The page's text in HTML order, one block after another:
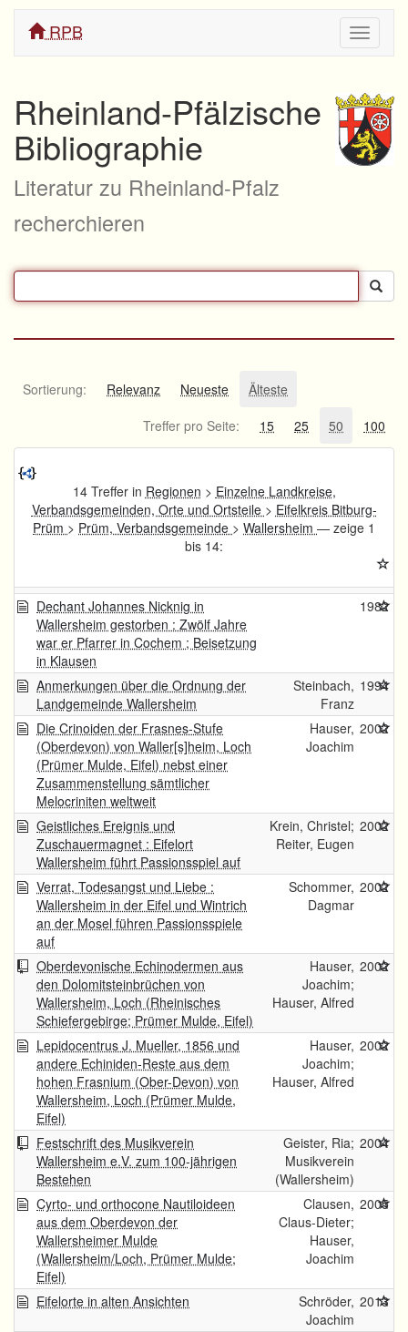
ein/
RPB
Rheinland-Pfälzische
Bibliographie
Literatur zu Rheinland-Pfalz
recherchieren
Sortierung: Relevanz Neueste
Älteste
Treffer pro Seite:
15 25 50 100
14 Treffer in Regionen > Einzelne Landkreise,
Verbandsgemeinden, Orte und Ortsteile > Eifelkreis Bitburg-
Prüm > Prüm, Verbandsgemeinde > Wallersheim — zeige 1
bis 14:
Dechant Johannes Nicknig in
Wallersheim gestorben : Zwölf Jahre
war er Pfarrer in Cochem ; Beisetzung
in Klausen
1982
Anmerkungen über die Ordnung der
Landgemeinde Wallersheim
Steinbach,
Franz
1994
Die Crinoiden der Frasnes-Stufe
(Oberdevon) von Waller[s]heim, Loch
(Prümer Mulde, Eifel) nebst einer
Zusammenstellung sämtlicher
Melocriniten weltweit
Hauser,
Joachim
2002
Geistliches Ereignis und
Zuschauermagnet : Eifelort
Wallersheim führt Passionsspiel auf
Krein, Christel;
Reiter, Eugen
2002
Verrat, Todesangst und Liebe :
Wallersheim in der Eifel und Wintrich
an der Mosel führen Passionsspiele
auf
Schommer,
Dagmar
2002
Oberdevonische Echinodermen aus
den Dolomitsteinbrüchen von
Wallersheim, Loch (Rheinisches
Schiefergebirge; Prümer Mulde, Eifel)
Hauser,
Joachim;
Hauser, Alfred
2002
Lepidocentrus J. Mueller, 1856 und
andere Echiniden-Reste aus dem
hohen Frasnium (Ober-Devon) von
Wallersheim, Loch (Prümer Mulde,
Eifel)
Hauser,
Joachim;
Hauser, Alfred
2002
Festschrift des Musikverein
Wallersheim e.V. zum 100-jährigen
Bestehen
Geister, Ria;
Musikverein
(Wallersheim)
2004
Cyrto- und orthocone Nautiloideen
aus dem Oberdevon der
Wallersheimer Mulde
(Wallersheim/Loch, Prümer Mulde;
Eifel)
Clausen,
Claus-Dieter;
Hauser,
Joachim
2005
Eifelorte in alten Ansichten
Schröder,
Joachim
2013